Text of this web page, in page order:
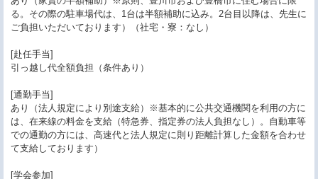
る。その際の駐車場代は、1台は半額補助に込み。2台目以降は、先生に
ご負担いただいております）（社宅・寮：なし）
[赴任手当]
引っ越し代全額負担（条件あり）
[通勤手当]
あり（法人規定により別途支給）※基本的に公共交通機関を利用の方に
は、在来線の料金を支給（特急券、指定券の法人負担なし）。自動車等
での通勤の方には、高速代と法人規定に則り距離計算した金額を合わせ
て支給しております）
[学会参加]